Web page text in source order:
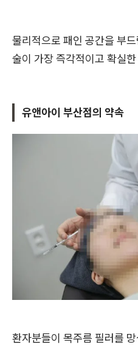
물리적으로 패인 공간을 부
술이 가장 즉각적이고 확실
유앤아이 부산점의 약속
환자분들이 목주름 필러를